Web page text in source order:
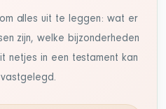
alles uit te leggen: wat er
zijn, welke bijzonderheden
netjes in een testament kan